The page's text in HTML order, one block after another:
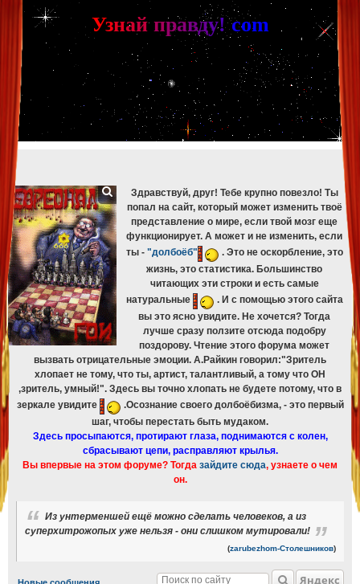
[phpBB Debug] PHP Warning : in file [ROOT]/phpbb/db/driver/mysqli.php
mysqli_fetch_assoc(): Couldn't fetch mysqli_result
[phpBB Debug] PHP Warning: in file[ROOT]/phpbb/db/driver/mysqli.php 329
mysqli_free_result(): Couldn't fetch mysqli_result
[phpBB Debug] PHP Warning
[ROOT]/phpbb/db/driver/mysqli.php on line 265
mysqli_fetch_assoc(): Couldn't fetch mysqli_result
[phpBB Debug] PHP Warning
: in file [ROOT]/phpbb/db/driver/mysqli.php on line329
mysqli_free_result(): Couldn't fetch mysqli_result
[phpBB Debug] PHP Warning: in file [ROOT]/phpbb/db/driver/mysqli.php on line 265
mysqli_fetch_assoc(): Couldn't fetch mysqli_result
[phpBB Debug] PHP Warning
[ROOT]/phpbb/db/driver/mysqli.php on line329:
mysqli_free_result(): Couldn't fetch mysqli_result
[phpBB Debug] PHP Warning
: in file [ROOT]/phpbb/db/driver/mysqli.php on line 265
mysqli_fetch_assoc(): Couldn't fetch mysqli_result
[phpBB Debug] PHP Warning
[ROOT]/phpbb/db/driver/mysqli.php
mysqli_free_result(): Couldn't fetch mysqli_result
Узнай правду! com
Здравствуй, друг! Тебе крупно повезло! Ты
попал на сайт, который может изменить твоё
представление о мире, если твой мозг еще
функционирует. А может и не изменить, если
ты - "долбоёб"
. Это не оскорбление, это
жизнь, это статистика. Большинство
читающих эти строки и есть самые
натуральные
. И с помощью этого сайта
вы это ясно увидите. Не хочется? Тогда
лучше сразу ползите отсюда подобру
поздорову. Чтение этого форума может
вызвать отрицательные эмоции. А.Райкин говорил:"Зритель
хлопает не тому, что ты, артист, талантливый, а тому что ОН
,зритель, умный!". Здесь вы точно хлопать не будете потому, что в
зеркале увидите
.Осознание своего долбоёбизма, - это первый
шаг, чтобы перестать быть мудаком.
Здесь просыпаются, протирают глаза, поднимаются с колен,
сбрасывают цепи, расправляют крылья.
Вы впервые на этом форуме? Тогда зайдите сюда, узнаете о чем
он.
Из унтерменшей ещё можно сделать человеков, а из
суперхитрожопых уже нельзя - они слишком мутировали!
(zarubezhom-Столешников)
Яндекс